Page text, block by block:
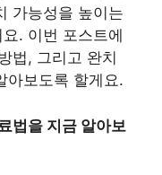
가능성을 높이는
. 이번 포스트에
법, 그리고 완치
아보도록 할게요.
법을 지금 알아보